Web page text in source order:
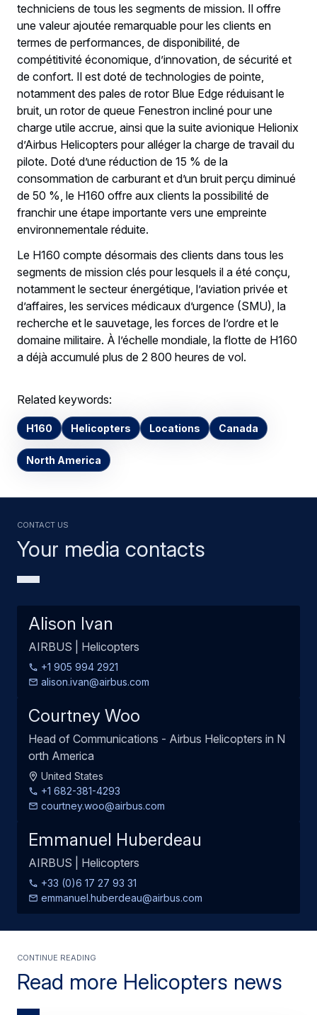
techniciens de tous les segments de mission. Il offre
une valeur ajoutée remarquable pour les clients en
termes de performances, de disponibilité, de
compétitivité économique, d’innovation, de sécurité et
de confort. Il est doté de technologies de pointe,
notamment des pales de rotor Blue Edge réduisant le
bruit, un rotor de queue Fenestron incliné pour une
charge utile accrue, ainsi que la suite avionique Helionix
d’Airbus Helicopters pour alléger la charge de travail du
pilote. Doté d’une réduction de 15 % de la
consommation de carburant et d’un bruit perçu diminué
de 50 %, le H160 offre aux clients la possibilité de
franchir une étape importante vers une empreinte
environnementale réduite.
Le H160 compte désormais des clients dans tous les
segments de mission clés pour lesquels il a été conçu,
notamment le secteur énergétique, l’aviation privée et
d’affaires, les services médicaux d’urgence (SMU), la
recherche et le sauvetage, les forces de l’ordre et le
domaine militaire. À l’échelle mondiale, la flotte de H160
a déjà accumulé plus de 2 800 heures de vol.
Related keywords:
H160 Helicopters Locations Canada
North America
Your media contacts
Contact us
Alison Ivan
AIRBUS | Helicopters
+1 905 994 2921
alison.ivan@airbus.com
Courtney Woo
Head of Communications - Airbus Helicopters in N
orth America
United States
+1 682-381-4293
courtney.woo@airbus.com
Emmanuel Huberdeau
AIRBUS | Helicopters
+33 (0)6 17 27 93 31
emmanuel.huberdeau@airbus.com
Read more Helicopters news
Continue Reading